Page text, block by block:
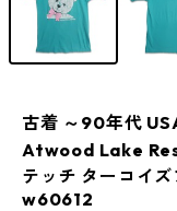
古着 ～90年代
Atwood Lake
テッチ ターコイ
w60612